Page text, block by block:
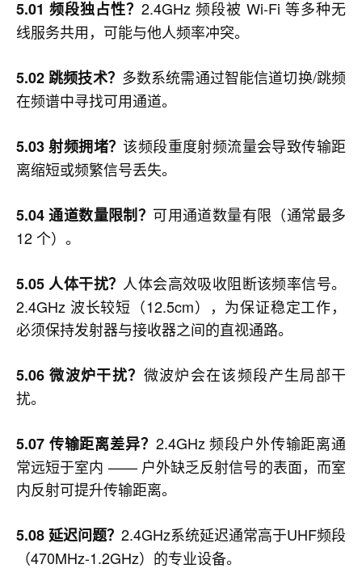
5.01 频段独占性？ 2.4GHz 频段被 Wi-Fi 等多种无
线服务共用，可能与他人频率冲突。
5.02 跳频技术？ 多数系统需通过智能信道切换/跳频
在频谱中寻找可用通道。
5.03 射频拥堵？该频段重度射频流量会导致传输距
离缩短或频繁信号丢失。
5.04 通道数量限制？ 可用通道数量有限（通常最多
12 个）。
5.05 人体干扰？ 人体会高效吸收阻断该频率信号。
2.4GHz 波长较短（12.5cm），为保证稳定工作，
必须保持发射器与接收器之间的直视通路。
5.06 微波炉干扰？ 微波炉会在该频段产生局部干
扰。
5.07 传输距离差异？ 2.4GHz 频段户外传输距离通
常远短于室内 —— 户外缺乏反射信号的表面，而室
内反射可提升传输距离。
5.08 延迟问题？ 2.4GHz系统延迟通常高于UHF频段
（470MHz-1.2GHz）的专业设备。